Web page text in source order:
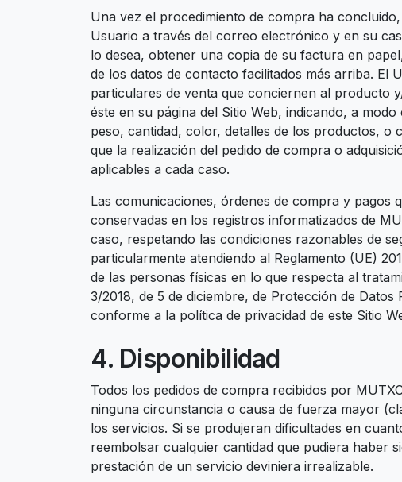
Una vez el procedimiento de compra ha
Usuario a través del correo electrónico y en su
lo desea, obtener una copia de su factura en
de los datos de contacto facilitados más arriba. El
particulares de venta que conciernen al producto
éste en su página del Sitio Web, indicando, a
peso, cantidad, color, detalles de los productos, o
que la realización del pedido de compra o
aplicables a cada caso.
Las comunicaciones, órdenes de compra y pagos
conservadas en los registros informatizados de
caso, respetando las condiciones razonables de
particularmente atendiendo al Reglamento (UE)
de las personas físicas en lo que respecta al
3/2018, de 5 de diciembre, de Protección de
conforme a la política de privacidad de este Sitio
4. Disponibilidad
Todos los pedidos de compra recibidos por
ninguna circunstancia o causa de fuerza mayor
los servicios. Si se produjeran dificultades en
reembolsar cualquier cantidad que pudiera haber
prestación de un servicio deviniera irrealizable.